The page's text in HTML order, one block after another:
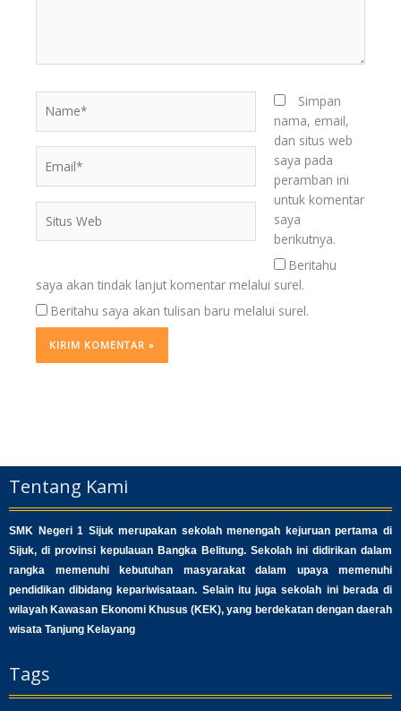
Web
Simpan
nama, email,
dan situs web
saya pada
peramban ini
untuk komentar
saya
berikutnya.
Beritahu
saya akan tindak lanjut komentar melalui surel.
Beritahu saya akan tulisan baru melalui surel.
Tentang Kami
SMK Negeri 1 Sijuk merupakan sekolah menengah kejuruan pertama di
Sijuk, di provinsi kepulauan Bangka Belitung. Sekolah ini didirikan dalam
rangka memenuhi kebutuhan masyarakat dalam upaya memenuhi
pendidikan dibidang kepariwisataan. Selain itu juga sekolah ini berada di
wilayah Kawasan Ekonomi Khusus (KEK), yang berdekatan dengan daerah
wisata Tanjung Kelayang
Tags